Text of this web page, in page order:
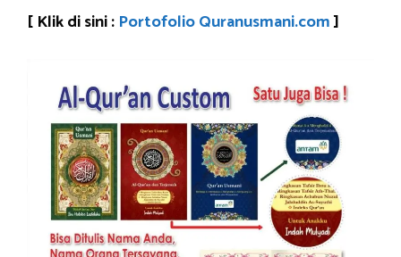
[ Klik di sini : Portofolio Quranusmani.com]